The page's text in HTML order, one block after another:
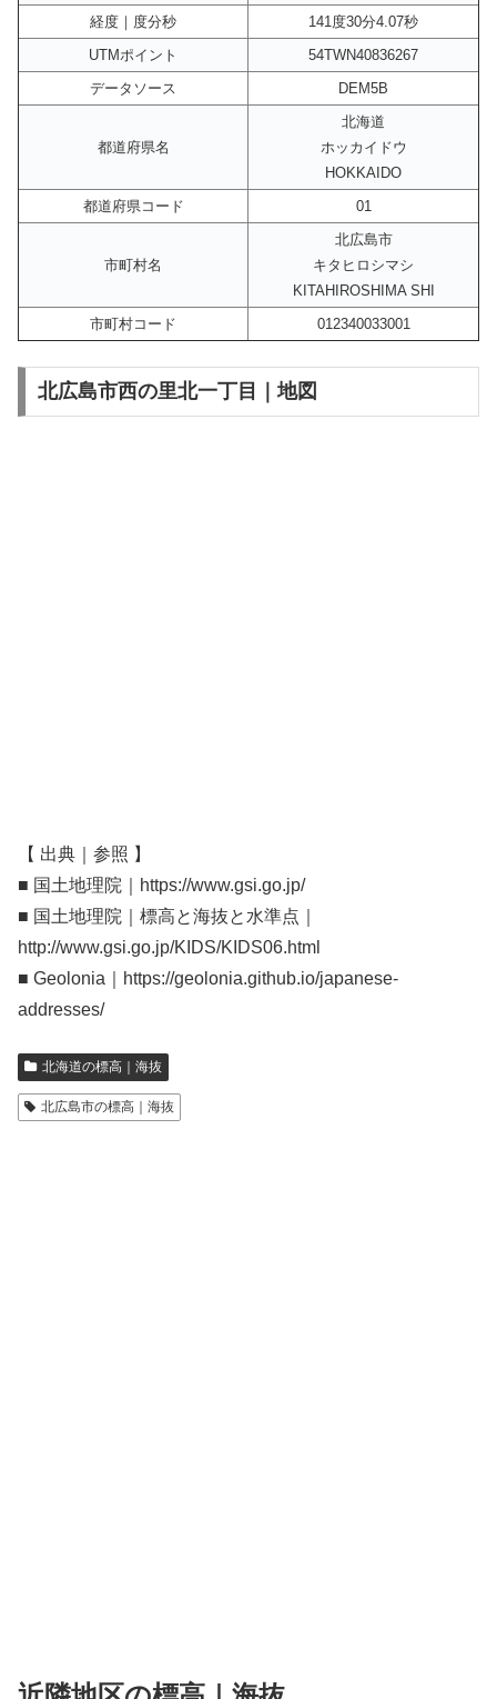
経度｜度分秒
141度30分4.07秒
UTMポイント
54TWN40836267
データソース
DEM5B
都道府県名
北海道
ホッカイドウ
HOKKAIDO
都道府県コード
01
市町村名
北広島市
キタヒロシマシ
KITAHIROSHIMA SHI
市町村コード
012340033001
北広島市西の里北一丁目｜地図
【 出典｜参照 】
■ 国土地理院｜https://www.gsi.go.jp/
■ 国土地理院｜標高と海抜と水準点｜
http://www.gsi.go.jp/KIDS/KIDS06.html
■ Geolonia｜https://geolonia.github.io/japanese-
addresses/
北海道の標高｜海抜
北広島市の標高｜海抜